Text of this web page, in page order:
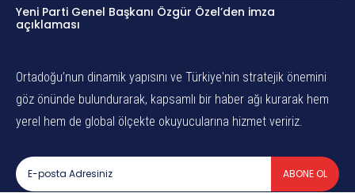
Yeni Parti Genel Başkanı Özgür Özel’den imza
açıklaması
Ortadoğu’nun dinamik yapısını ve Türkiye'nin stratejik önemini
göz önünde bulundurarak, kapsamlı bir haber ağı kurarak hem
yerel hem de global ölçekte okuyucularına hizmet veririz.
ABONE OL